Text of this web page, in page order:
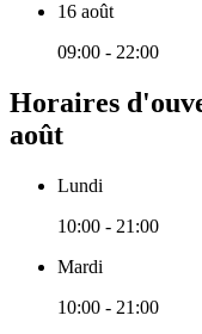
16 août
09:00 - 22:00
Horaires
août
Lundi
10:00 - 21:00
Mardi
10:00 - 21:00